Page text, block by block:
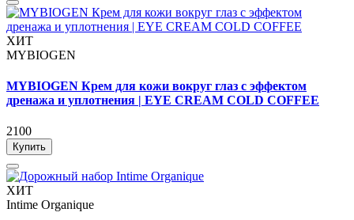
ХИТ
MYBIOGEN
MYBIOGEN Крем для кожи вокруг глаз с эффектом
дренажа и уплотнения | EYE CREAM COLD COFFEE
2100
Купить
ХИТ
Intime Organique